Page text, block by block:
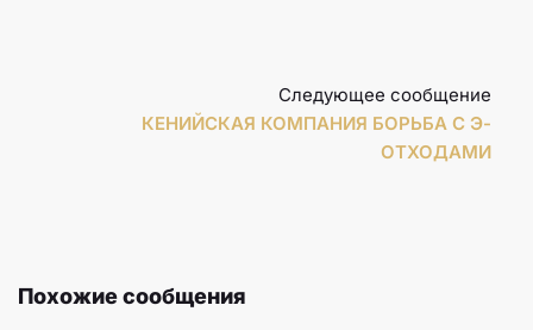
Следующее сообщение
КЕНИЙСКАЯ КОМПАНИЯ БОРЬБА С Э-
ОТХОДАМИ
Похожие сообщения